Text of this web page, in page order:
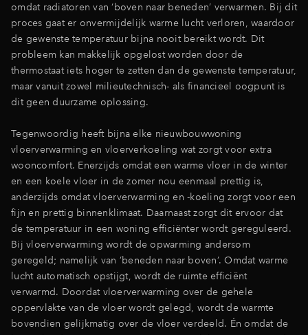
omdat radiatoren van ‘boven naar beneden’ verwarmen. Bij dit
proces gaat er onvermijdelijk warme lucht verloren, waardoor
de gewenste temperatuur bijna nooit bereikt wordt. Dit
probleem kan makkelijk opgelost worden door de
thermostaat iets hoger te zetten dan de gewenste temperatuur,
maar vanuit zowel milieutechnisch- als financieel oogpunt is
dit geen duurzame oplossing.
Tegenwoordig heeft bijna elke nieuwbouwwoning
vloerverwarming en vloerverkoeling wat zorgt voor extra
wooncomfort. Enerzijds omdat een warme vloer in de winter
en een koele vloer in de zomer nou eenmaal prettig is,
anderzijds omdat vloerverwarming en -koeling zorgt voor een
fijn en prettig binnenklimaat. Daarnaast zorgt dit ervoor dat
de temperatuur in een woning efficiënter wordt gereguleerd.
Bij vloerverwarming wordt de opwarming andersom
geregeld; namelijk van ’beneden naar boven’. Omdat warme
lucht automatisch opstijgt, wordt de ruimte efficiënt
verwarmd. Doordat vloerverwarming over de gehele
oppervlakte van de vloer wordt gelegd, wordt de warmte
bovendien gelijkmatig over de vloer verdeeld. Én omdat de